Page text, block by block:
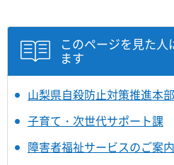
このページを見た
ます
山梨県自殺防止対策推進本
子育て・次世代サポート課
障害者福祉サービスのご案